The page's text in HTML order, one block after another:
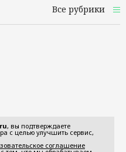
Все рубрики
, вы подтверждаете
с целью улучшить сервис,
соглашение